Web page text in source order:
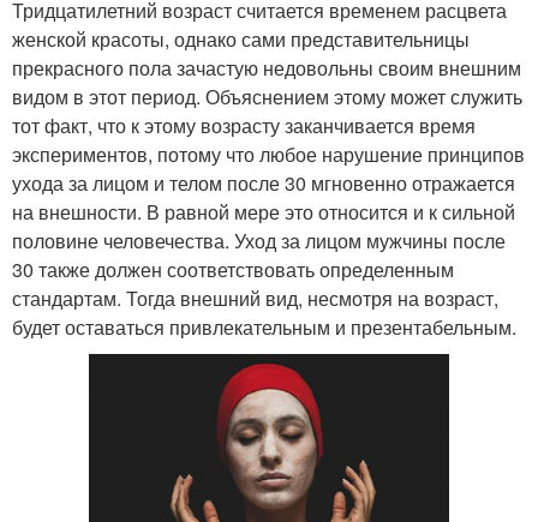
Тридцатилетний возраст считается временем расцвета
женской красоты, однако сами представительницы
прекрасного пола зачастую недовольны своим внешним
видом в этот период. Объяснением этому может служить
тот факт, что к этому возрасту заканчивается время
экспериментов, потому что любое нарушение принципов
ухода за лицом и телом после 30 мгновенно отражается
на внешности. В равной мере это относится и к сильной
половине человечества. Уход за лицом мужчины после
30 также должен соответствовать определенным
стандартам. Тогда внешний вид, несмотря на возраст,
будет оставаться привлекательным и презентабельным.